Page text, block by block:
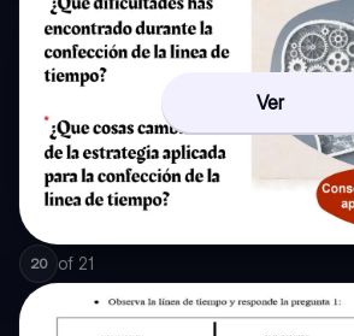
Ver
20 of 21